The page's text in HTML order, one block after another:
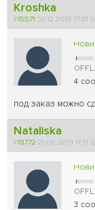
Kroshka
#15571 30.12.2018 17:31
4
под заказ можно
Nataliska
#18772 21.06.2019 11:31
3